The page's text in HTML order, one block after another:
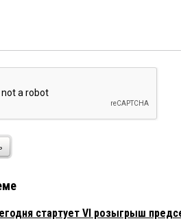
стартует VI розыгрыш